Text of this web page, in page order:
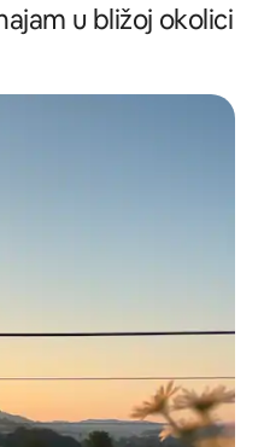
u bližoj okolici